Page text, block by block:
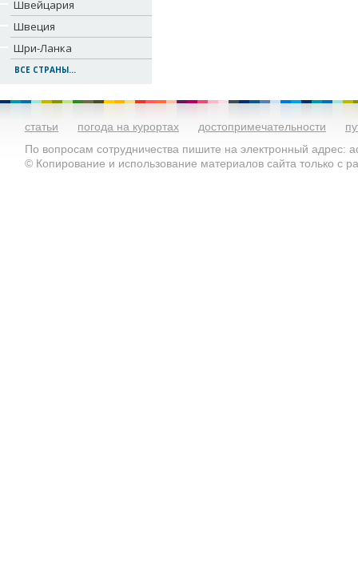
Швейцария
Швеция
Шри-Ланка
ВСЕ СТРАНЫ...
статьи погода на курортах достопримечательности
По вопросам сотрудничества пишите на электронный адрес:
© Копирование и использование материалов сайта только с